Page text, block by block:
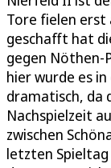
Tore fielen erst
geschafft hat
gegen Nöthen-
hier wurde es
dramatisch, da
Nachspielzeit
zwischen
letzten Spieltag